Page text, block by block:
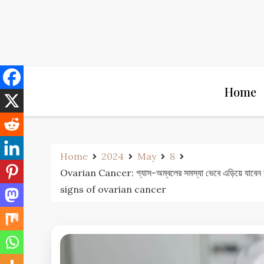
Home
Home 2024 May
8
Ovarian Cancer: গ্যাস-অম্বলের সমস্যা ভেবে এড়িয়ে
signs of ovarian cancer